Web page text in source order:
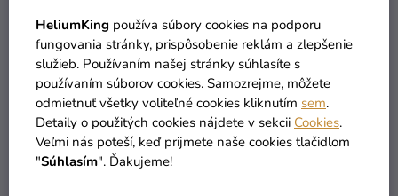
HeliumKing používa súbory cookies na podporu
fungovania stránky, prispôsobenie reklám a zlepšenie
služieb. Používaním našej stránky súhlasíte s
používaním súborov cookies. Samozrejme, môžete
odmietnuť všetky voliteľné cookies kliknutím sem.
Detaily o použitých cookies nájdete v sekcii Cookies.
Veľmi nás poteší, keď prijmete naše cookies tlačidlom
"Súhlasím". Ďakujeme!